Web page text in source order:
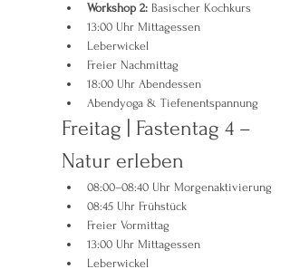
Workshop 2: Basischer Kochkurs
13:00 Uhr Mittagessen
Leberwickel
Freier Nachmittag
18:00 Uhr Abendessen
Abendyoga & Tiefenentspannung
Freitag | Fastentag 4 –
Natur erleben
08:00–08:40 Uhr Morgenaktivierung
08:45 Uhr Frühstück
Freier Vormittag
13:00 Uhr Mittagessen
Leberwickel